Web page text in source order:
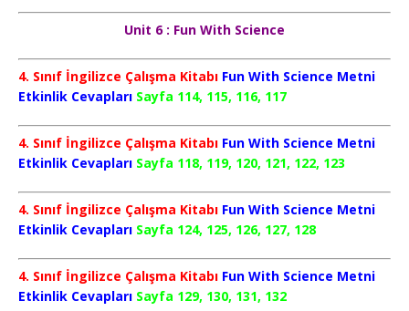
Unit 6 : Fun With Science
4. Sınıf İngilizce Çalışma Kitabı Fun With Science Metni
Etkinlik Cevapları Sayfa 114, 115, 116, 117
4. Sınıf İngilizce Çalışma Kitabı Fun With Science Metni
Etkinlik Cevapları Sayfa 118, 119, 120, 121, 122, 123
4. Sınıf İngilizce Çalışma Kitabı Fun With Science Metni
Etkinlik Cevapları Sayfa 124, 125, 126, 127, 128
4. Sınıf İngilizce Çalışma Kitabı Fun With Science Metni
Etkinlik Cevapları Sayfa 129, 130, 131, 132